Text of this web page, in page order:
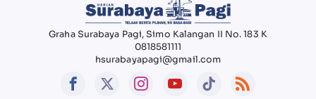
Graha Surabaya Pagi, Simo Kalangan II No. 183 K
0818581111
hsurabayapagi@gmail.com